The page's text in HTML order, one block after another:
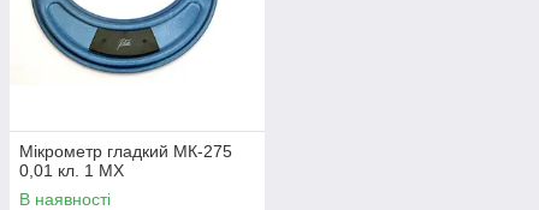
Мікрометр гладкий МК-275
0,01 кл. 1 MX
В наявності